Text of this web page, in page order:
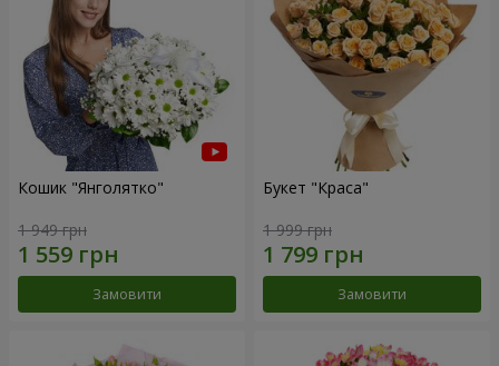
Кошик "Янголятко"
1 949 грн
Замовити
Букет "Краса"
1 999 грн
Замовити